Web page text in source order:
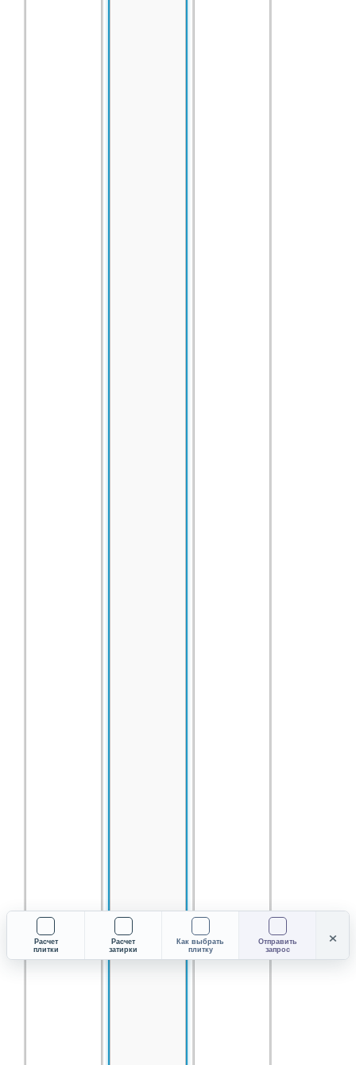
Расчет
плитки
Расчет
затирки
Как выбрать
плитку
Отправить
запрос
×